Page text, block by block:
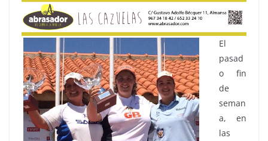
El
pasad
o fin
de
seman
a, en
las